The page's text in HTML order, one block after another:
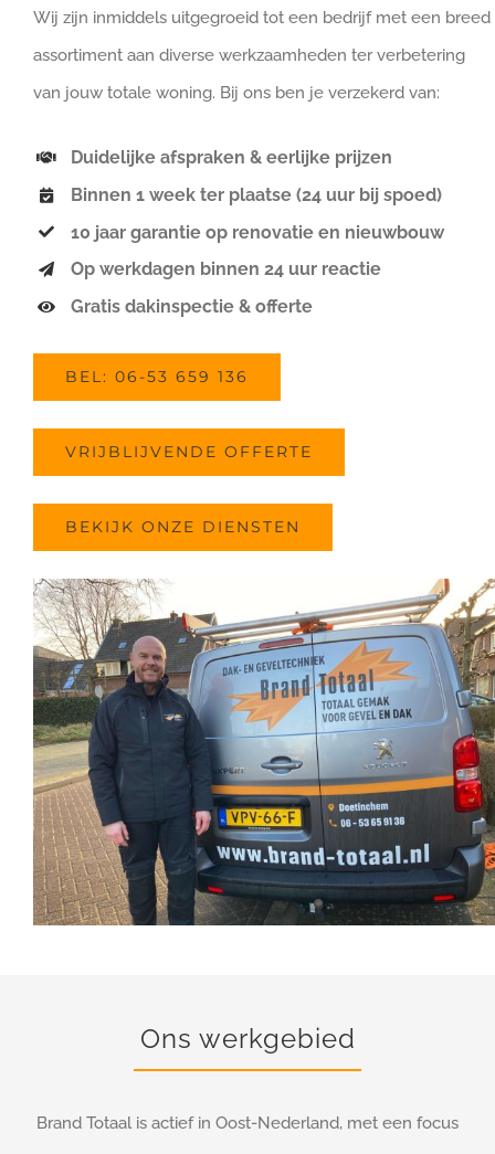
Wij zijn inmiddels uitgegroeid tot een bedrijf met een breed
assortiment aan diverse werkzaamheden ter verbetering
van jouw totale woning. Bij ons ben je verzekerd van:
Duidelijke afspraken & eerlijke prijzen
Binnen 1 week ter plaatse (24 uur bij spoed)
10 jaar garantie op renovatie en nieuwbouw
Op werkdagen binnen 24 uur reactie
Gratis dakinspectie & offerte
BEL: 06-53 659 136
VRIJBLIJVENDE OFFERTE
BEKIJK ONZE DIENSTEN
Ons werkgebied
Brand Totaal is actief in Oost-Nederland, met een focus